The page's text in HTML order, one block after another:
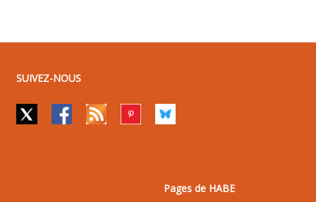
SUIVEZ-NOUS
Pages de HABE